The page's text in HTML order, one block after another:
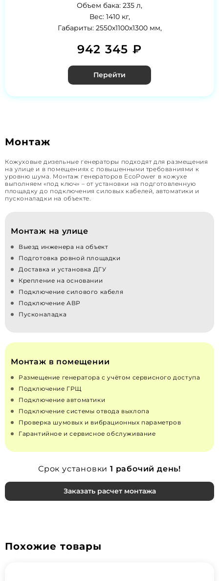
Объем бака: 235 л,
Вес: 1410 кг,
Габариты: 2550x1100x1300 мм,
942 345 ₽
Перейти
Монтаж
Кожуховые дизельные генераторы подходят для размещения
на улице и в помещениях с повышенными требованиями к
уровню шума. Монтаж генераторов EcoPower в кожухе
выполняем «под ключ» – от установки на подготовленную
площадку до подключения силовых кабелей, автоматики и
пусконаладки на объекте.
Монтаж на улице
Выезд инженера на объект
Подготовка ровной площадки
Доставка и установка ДГУ
Крепление на основании
Подключение силового кабеля
Подключение АВР
Пусконаладка
Монтаж в помещении
Размещение генератора с учётом сервисного доступа
Подключение ГРЩ
Подключение автоматики
Подключение системы отвода выхлопа
Проверка шумовых и вибрационных параметров
Гарантийное и сервисное обслуживание
Срок установки 1 рабочий день!
Заказать расчет монтажа
Похожие товары